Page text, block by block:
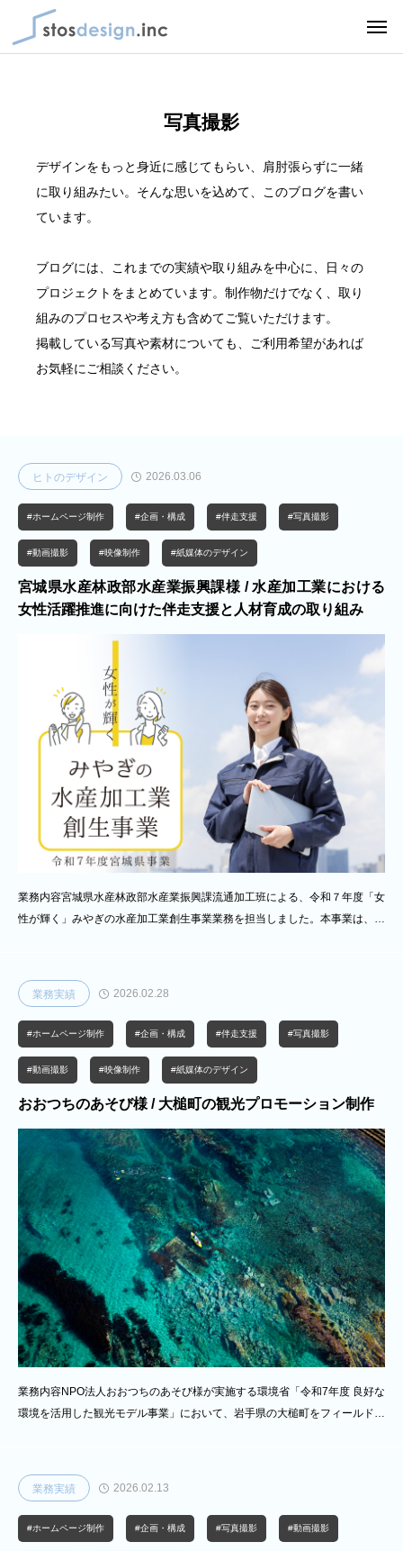
写真撮影
デザインをもっと身近に感じてもらい、肩肘張らずに一緒
に取り組みたい。そんな思いを込めて、このブログを書い
ています。
ブログには、これまでの実績や取り組みを中心に、日々の
プロジェクトをまとめています。制作物だけでなく、取り
組みのプロセスや考え方も含めてご覧いただけます。
掲載している写真や素材についても、ご利用希望があれば
お気軽にご相談ください。
ヒトのデザイン 2026.03.06
#ホームページ制作 #企画・構成 #伴走支援 #写真撮影
#動画撮影 #映像制作 #紙媒体のデザイン
宮城県水産林政部水産業振興課様 / 水産加工業における
女性活躍推進に向けた伴走支援と人材育成の取り組み
業務内容宮城県水産林政部水産業振興課流通加工班による、令和７年度「女
性が輝く」みやぎの水産加工業創生事業業務を担当しました。本事業は、水
す。当社は、企画設計から実施までの全工程を一貫して担い、事業全体の推
進を行いました。具体的には、事業者へのヒアリングや現状分析を通じて課
題を可視化し、組織体制や人材育成に関する改善提案を実施しています。あ
わせて、事業周知を目的としたパンフレット制作、事業のブランド化を図る
WEBサイトの構築、支援の様子
業務実績 2026.02.28
#ホームページ制作 #企画・構成 #伴走支援 #写真撮影
#動画撮影 #映像制作 #紙媒体のデザイン
おおつちのあそび様 / 大槌町の観光プロモーション制作
業務内容NPO法人おおつちのあそび様が実施する環境省「令和7年度 良好な
環境を活用した観光モデル事業」において、岩手県の大槌町をフィールドと
なる制作に留まらず、コンセプト設計からプロモーション戦略の構築、情報
発信設計まで一体的に整理し、事業の実行フェーズまでを含めた包括的な伴
走支援を行っています。プロモーション制作では、「理解」から「参加」へ
と行動を促す設計を重視しました。地域で活躍する事業者や関係者の皆様と
業務実績 2026.02.13
#ホームページ制作 #企画・構成 #写真撮影 #動画撮影